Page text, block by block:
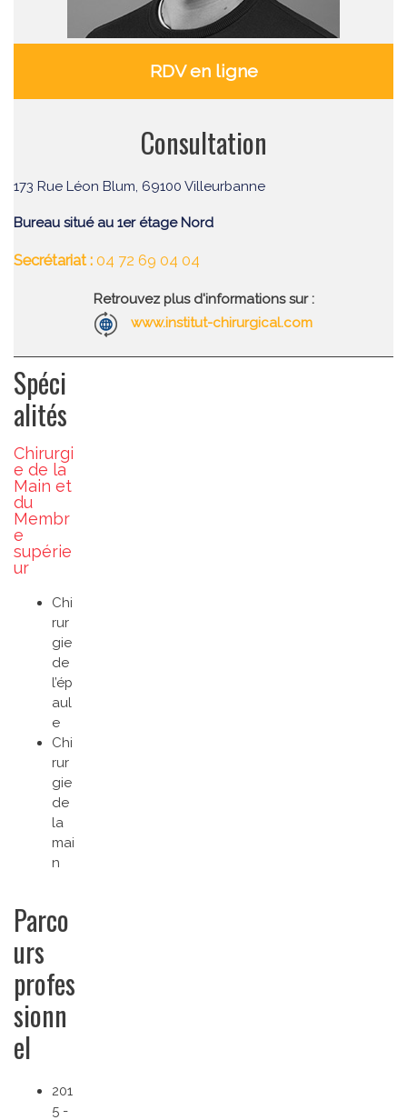
RDV en ligne
Consultation
173 Rue Léon Blum, 69100 Villeurbanne
Bureau situé au 1er étage Nord
Secrétariat : 04 72 69 04 04
Retrouvez plus d'informations sur :
www.institut-chirurgical.com
Spéci
alités
Chirurgi
e de la
Main et
du
Membr
e
supérie
ur
Chi
rur
gie
de
l’ép
aul
e
Chi
rur
gie
de
la
mai
n
Parco
urs
profes
sionn
el
201
5 -